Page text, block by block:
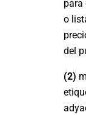
para
o
del
(2)